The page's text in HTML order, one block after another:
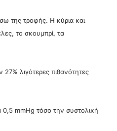
της τροφής. Η κύρια και
το σκουμπρί, τα
λιγότερες πιθανότητες
0,5 mmHg τόσο την συστολική